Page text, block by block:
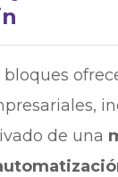
bloques
de una